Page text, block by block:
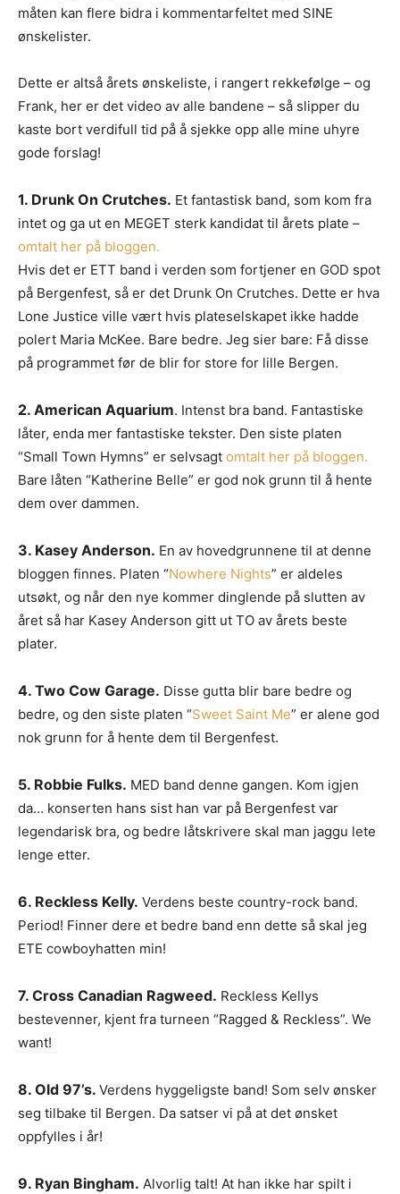
måten kan flere bidra i kommentarfeltet med SINE
ønskelister.
Dette er altså årets ønskeliste, i rangert rekkefølge – og
Frank, her er det video av alle bandene – så slipper du
kaste bort verdifull tid på å sjekke opp alle mine uhyre
gode forslag!
1. Drunk On Crutches. Et fantastisk band, som kom fra
intet og ga ut en MEGET sterk kandidat til årets plate –
omtalt her på bloggen.
Hvis det er ETT band i verden som fortjener en GOD spot
på Bergenfest, så er det Drunk On Crutches. Dette er hva
Lone Justice ville vært hvis plateselskapet ikke hadde
polert Maria McKee. Bare bedre. Jeg sier bare: Få disse
på programmet før de blir for store for lille Bergen.
2. American Aquarium. Intenst bra band. Fantastiske
låter, enda mer fantastiske tekster. Den siste platen
“Small Town Hymns” er selvsagt omtalt her på bloggen.
Bare låten “Katherine Belle” er god nok grunn til å hente
dem over dammen.
3. Kasey Anderson. En av hovedgrunnene til at denne
bloggen finnes. Platen “Nowhere Nights” er aldeles
utsøkt, og når den nye kommer dinglende på slutten av
året så har Kasey Anderson gitt ut TO av årets beste
plater.
4. Two Cow Garage. Disse gutta blir bare bedre og
bedre, og den siste platen “Sweet Saint Me” er alene god
nok grunn for å hente dem til Bergenfest.
5. Robbie Fulks. MED band denne gangen. Kom igjen
da… konserten hans sist han var på Bergenfest var
legendarisk bra, og bedre låtskrivere skal man jaggu lete
lenge etter.
6. Reckless Kelly. Verdens beste country-rock band.
Period! Finner dere et bedre band enn dette så skal jeg
ETE cowboyhatten min!
7. Cross Canadian Ragweed. Reckless Kellys
bestevenner, kjent fra turneen “Ragged & Reckless”. We
want!
8. Old 97’s. Verdens hyggeligste band! Som selv ønsker
seg tilbake til Bergen. Da satser vi på at det ønsket
oppfylles i år!
9. Ryan Bingham. Alvorlig talt! At han ikke har spilt i